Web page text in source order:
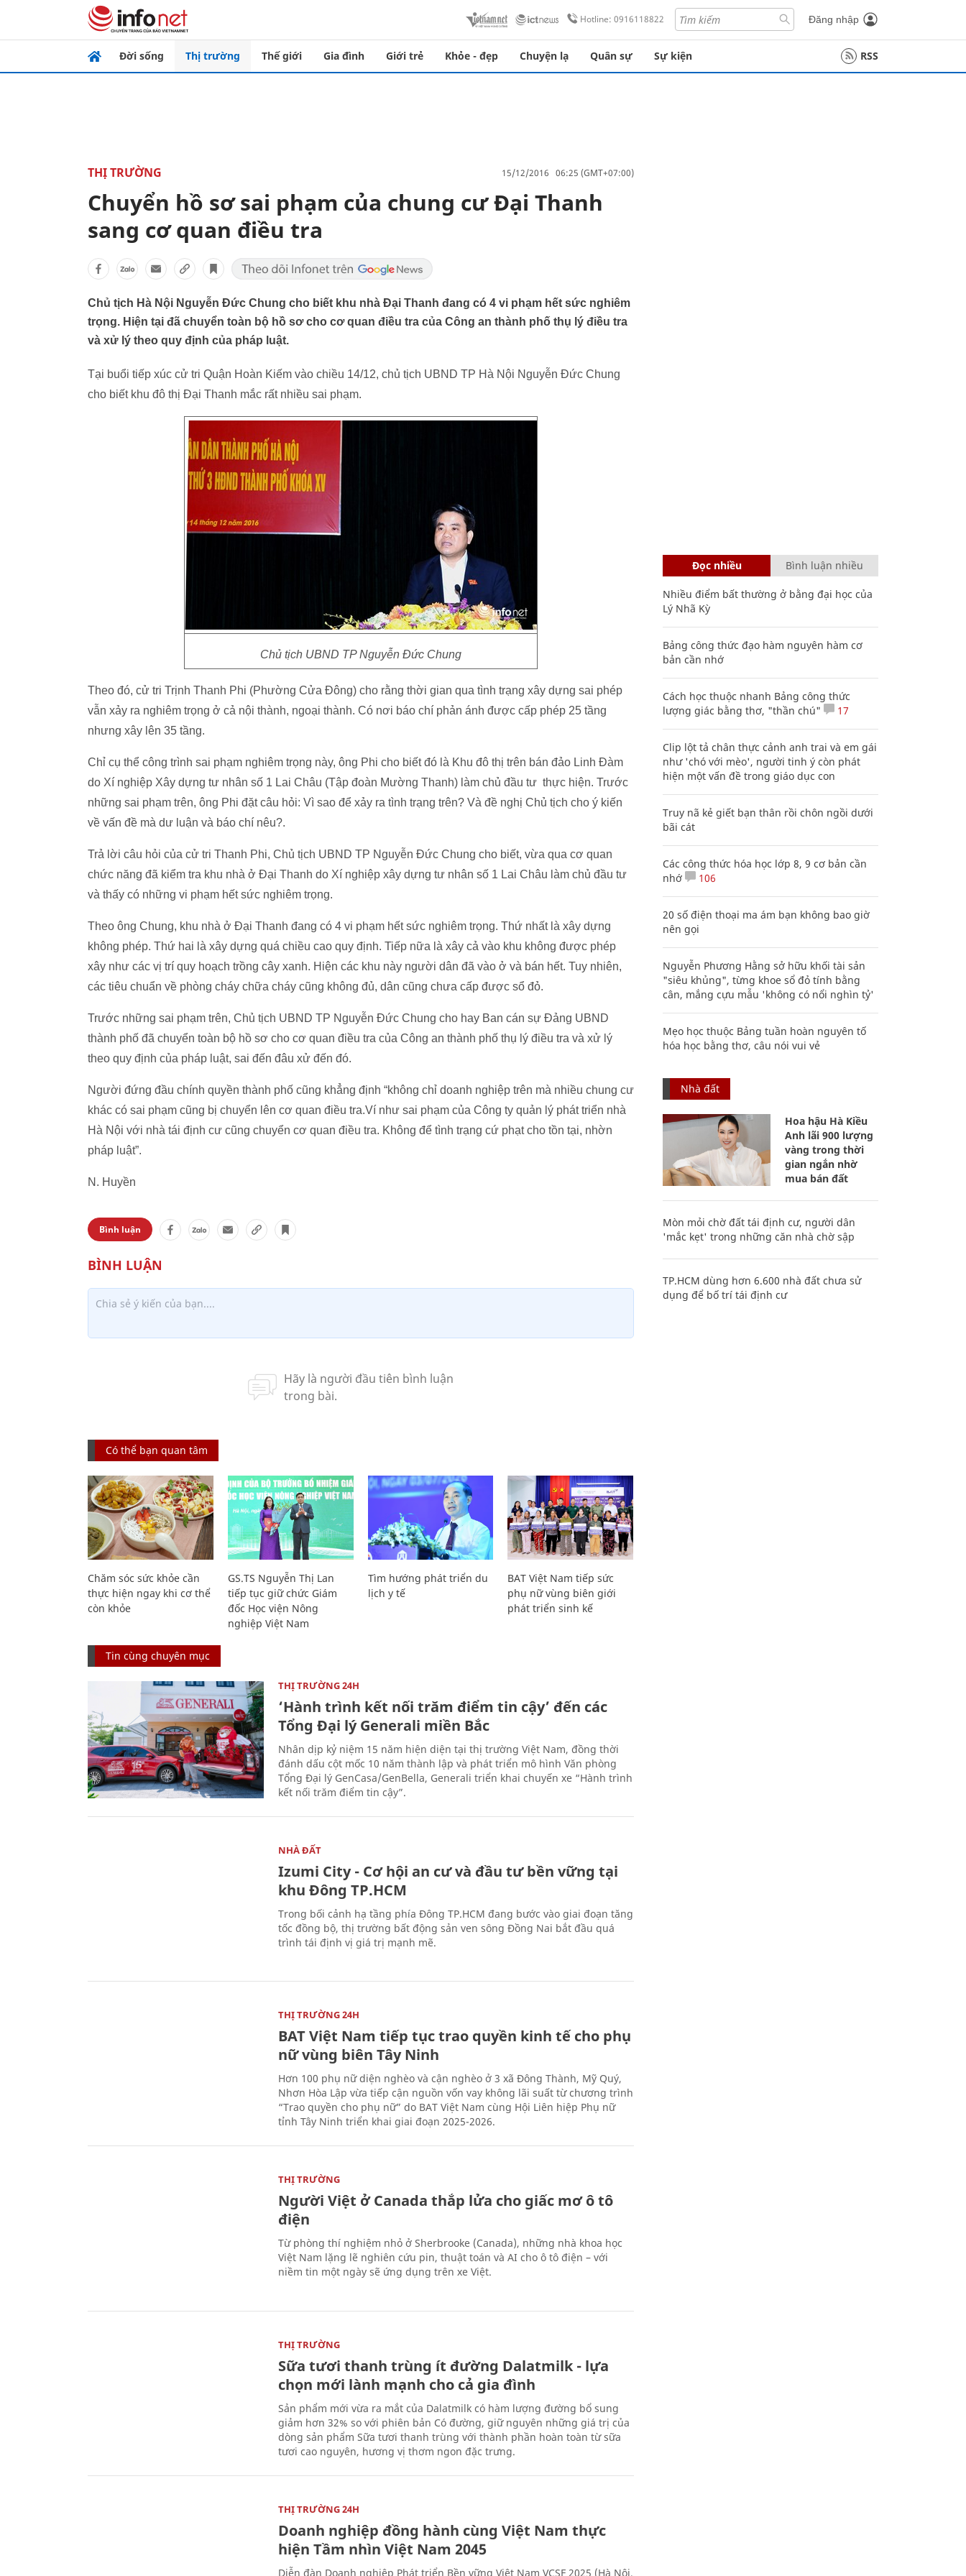
Hotline: 0916118822 Đăng nhập
Đời sống Thị trường Thế giới Gia đình Giới trẻ Khỏe - đẹp Chuyện lạ Quân sự Sự kiện RSS
THỊ TRƯỜNG 15/12/2016 06:25 (GMT+07:00)
Chuyển hồ sơ sai phạm của chung cư Đại Thanh
sang cơ quan điều tra
Chủ tịch Hà Nội Nguyễn Đức Chung cho biết khu nhà Đại Thanh đang có 4 vi phạm hết sức nghiêm
trọng. Hiện tại đã chuyển toàn bộ hồ sơ cho cơ quan điều tra của Công an thành phố thụ lý điều tra
và xử lý theo quy định của pháp luật.
Tại buổi tiếp xúc cử tri Quận Hoàn Kiếm vào chiều 14/12, chủ tịch UBND TP Hà Nội Nguyễn Đức Chung
cho biết khu đô thị Đại Thanh mắc rất nhiều sai phạm.
Chủ tịch UBND TP Nguyễn Đức Chung
Theo đó, cử tri Trịnh Thanh Phi (Phường Cửa Đông) cho rằng thời gian qua tình trạng xây dựng sai phép
vẫn xảy ra nghiêm trọng ở cả nội thành, ngoại thành. Có nơi báo chí phản ánh được cấp phép 25 tầng
nhưng xây lên 35 tầng.
Chỉ cụ thể công trình sai phạm nghiêm trọng này, ông Phi cho biết đó là Khu đô thị trên bán đảo Linh Đàm
do Xí nghiệp Xây dựng tư nhân số 1 Lai Châu (Tập đoàn Mường Thanh) làm chủ đầu tư thực hiện. Trước
những sai phạm trên, ông Phi đặt câu hỏi: Vì sao để xảy ra tình trạng trên? Và đề nghị Chủ tịch cho ý kiến
về vấn đề mà dư luận và báo chí nêu?.
Trả lời câu hỏi của cử tri Thanh Phi, Chủ tịch UBND TP Nguyễn Đức Chung cho biết, vừa qua cơ quan
chức năng đã kiểm tra khu nhà ở Đại Thanh do Xí nghiệp xây dựng tư nhân số 1 Lai Châu làm chủ đầu tư
và thấy có những vi phạm hết sức nghiêm trọng.
Theo ông Chung, khu nhà ở Đại Thanh đang có 4 vi phạm hết sức nghiêm trọng. Thứ nhất là xây dựng
không phép. Thứ hai là xây dựng quá chiều cao quy định. Tiếp nữa là xây cả vào khu không được phép
xây như các vị trí quy hoạch trồng cây xanh. Hiện các khu này người dân đã vào ở và bán hết. Tuy nhiên,
các tiêu chuẩn về phòng cháy chữa cháy cũng không đủ, dân cũng chưa cấp được sổ đỏ.
Trước những sai phạm trên, Chủ tịch UBND TP Nguyễn Đức Chung cho hay Ban cán sự Đảng UBND
thành phố đã chuyển toàn bộ hồ sơ cho cơ quan điều tra của Công an thành phố thụ lý điều tra và xử lý
theo quy định của pháp luật, sai đến đâu xử đến đó.
Người đứng đầu chính quyền thành phố cũng khẳng định “không chỉ doanh nghiệp trên mà nhiều chung cư
khác có sai phạm cũng bị chuyển lên cơ quan điều tra.Ví như sai phạm của Công ty quản lý phát triển nhà
Hà Nội với nhà tái định cư cũng chuyển cơ quan điều tra. Không để tình trạng cứ phạt cho tồn tại, nhờn
pháp luật”.
N. Huyền
Bình luận
Có thể bạn quan tâm
Chăm sóc sức khỏe cần
thực hiện ngay khi cơ thể
còn khỏe
GS.TS Nguyễn Thị Lan
tiếp tục giữ chức Giám
đốc Học viện Nông
nghiệp Việt Nam
Tìm hướng phát triển du
lịch y tế
BAT Việt Nam tiếp sức
phụ nữ vùng biên giới
phát triển sinh kế
Tin cùng chuyên mục
THỊ TRƯỜNG 24H
‘Hành trình kết nối trăm điểm tin cậy’ đến các
Tổng Đại lý Generali miền Bắc
Nhân dịp kỷ niệm 15 năm hiện diện tại thị trường Việt Nam, đồng thời
đánh dấu cột mốc 10 năm thành lập và phát triển mô hình Văn phòng
Tổng Đại lý GenCasa/GenBella, Generali triển khai chuyến xe “Hành trình
kết nối trăm điểm tin cậy”.
NHÀ ĐẤT
Izumi City - Cơ hội an cư và đầu tư bền vững tại
khu Đông TP.HCM
Trong bối cảnh hạ tầng phía Đông TP.HCM đang bước vào giai đoạn tăng
tốc đồng bộ, thị trường bất động sản ven sông Đồng Nai bắt đầu quá
trình tái định vị giá trị mạnh mẽ.
THỊ TRƯỜNG 24H
BAT Việt Nam tiếp tục trao quyền kinh tế cho phụ
nữ vùng biên Tây Ninh
Hơn 100 phụ nữ diện nghèo và cận nghèo ở 3 xã Đông Thành, Mỹ Quý,
Nhơn Hòa Lập vừa tiếp cận nguồn vốn vay không lãi suất từ chương trình
“Trao quyền cho phụ nữ” do BAT Việt Nam cùng Hội Liên hiệp Phụ nữ
tỉnh Tây Ninh triển khai giai đoạn 2025-2026.
THỊ TRƯỜNG
Người Việt ở Canada thắp lửa cho giấc mơ ô tô
điện
Từ phòng thí nghiệm nhỏ ở Sherbrooke (Canada), những nhà khoa học
Việt Nam lặng lẽ nghiên cứu pin, thuật toán và AI cho ô tô điện – với
niềm tin một ngày sẽ ứng dụng trên xe Việt.
THỊ TRƯỜNG
Sữa tươi thanh trùng ít đường Dalatmilk - lựa
chọn mới lành mạnh cho cả gia đình
Sản phẩm mới vừa ra mắt của Dalatmilk có hàm lượng đường bổ sung
giảm hơn 32% so với phiên bản Có đường, giữ nguyên những giá trị của
dòng sản phẩm Sữa tươi thanh trùng với thành phần hoàn toàn từ sữa
tươi cao nguyên, hương vị thơm ngon đặc trưng.
THỊ TRƯỜNG 24H
Doanh nghiệp đồng hành cùng Việt Nam thực
hiện Tầm nhìn Việt Nam 2045
Diễn đàn Doanh nghiệp Phát triển Bền vững Việt Nam VCSF 2025 (Hà Nội,
Đọc nhiều Bình luận nhiều
Nhiều điểm bất thường ở bằng đại học của
Lý Nhã Kỳ
Bảng công thức đạo hàm nguyên hàm cơ
bản cần nhớ
Cách học thuộc nhanh Bảng công thức
lượng giác bằng thơ, "thần chú"
17
Clip lột tả chân thực cảnh anh trai và em gái
như 'chó với mèo', người tinh ý còn phát
hiện một vấn đề trong giáo dục con
Truy nã kẻ giết bạn thân rồi chôn ngồi dưới
bãi cát
Các công thức hóa học lớp 8, 9 cơ bản cần
nhớ
106
20 số điện thoại ma ám bạn không bao giờ
nên gọi
Nguyễn Phương Hằng sở hữu khối tài sản
"siêu khủng", từng khoe sổ đỏ tính bằng
cân, mắng cựu mẫu 'không có nổi nghìn tỷ'
Mẹo học thuộc Bảng tuần hoàn nguyên tố
hóa học bằng thơ, câu nói vui vẻ
Nhà đất
Hoa hậu Hà Kiều
Anh lãi 900 lượng
vàng trong thời
gian ngắn nhờ
mua bán đất
Mòn mỏi chờ đất tái định cư, người dân
'mắc kẹt' trong những căn nhà chờ sập
TP.HCM dùng hơn 6.600 nhà đất chưa sử
dụng để bố trí tái định cư